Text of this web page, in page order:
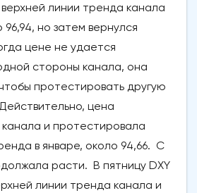
линии тренда канала
но затем вернулся
цене не удается
стороны канала, она
протестировать другую
цена
канала и протестировала
в январе, около 94,66. С
расти. В пятницу DXY
линии тренда канала и